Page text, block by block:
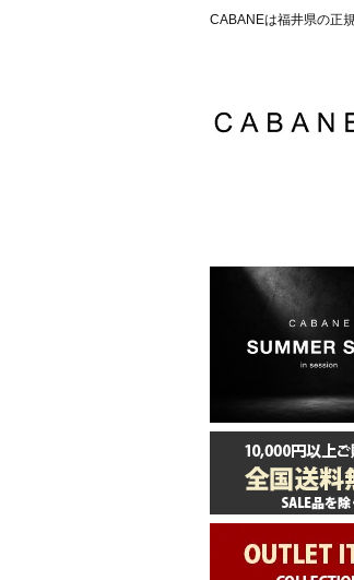
CABANEは福井県の正